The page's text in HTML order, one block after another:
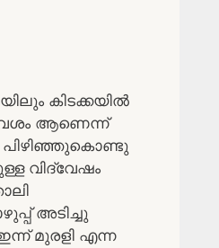
കിടക്കയിൽ
ആണെന്ന്
വിദ്വേഷം
അടിച്ചു
മുരളി എന്ന